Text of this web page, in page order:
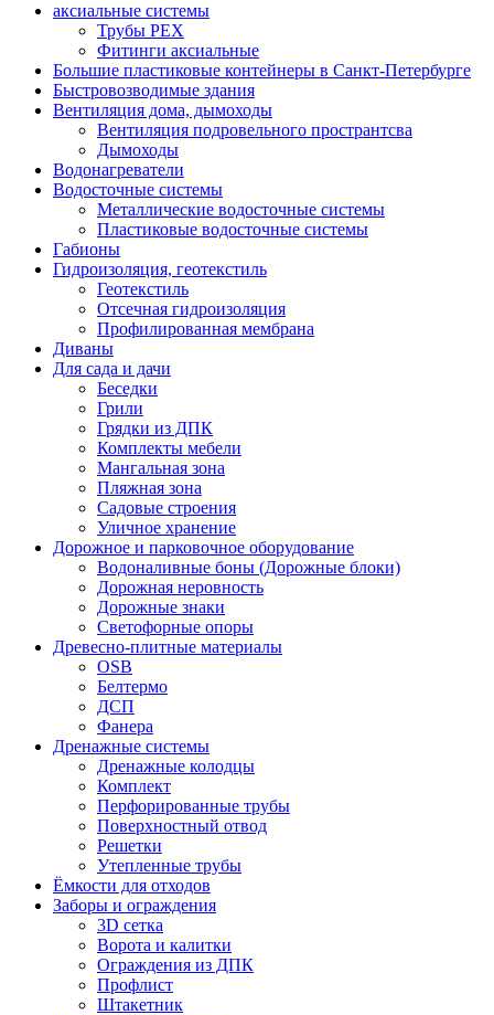
аксиальные системы
Трубы PEX
Фитинги аксиальные
Большие пластиковые контейнеры в Санкт-Петербурге
Быстровозводимые здания
Вентиляция дома, дымоходы
Вентиляция подровельного пространтсва
Дымоходы
Водонагреватели
Водосточные системы
Металлические водосточные системы
Пластиковые водосточные системы
Габионы
Гидроизоляция, геотекстиль
Геотекстиль
Отсечная гидроизоляция
Профилированная мембрана
Диваны
Для сада и дачи
Беседки
Грили
Грядки из ДПК
Комплекты мебели
Мангальная зона
Пляжная зона
Садовые строения
Уличное хранение
Дорожное и парковочное оборудование
Водоналивные боны (Дорожные блоки)
Дорожная неровность
Дорожные знаки
Светофорные опоры
Древесно-плитные материалы
OSB
Белтермо
ДСП
Фанера
Дренажные системы
Дренажные колодцы
Комплект
Перфорированные трубы
Поверхностный отвод
Решетки
Утепленные трубы
Ёмкости для отходов
Заборы и ограждения
3D сетка
Ворота и калитки
Ограждения из ДПК
Профлист
Штакетник